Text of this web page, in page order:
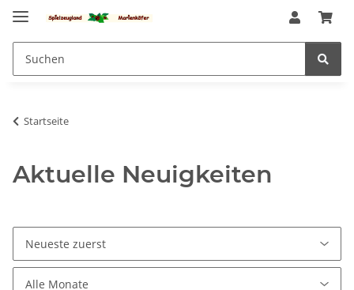
Startseite
Aktuelle Neuigkeiten